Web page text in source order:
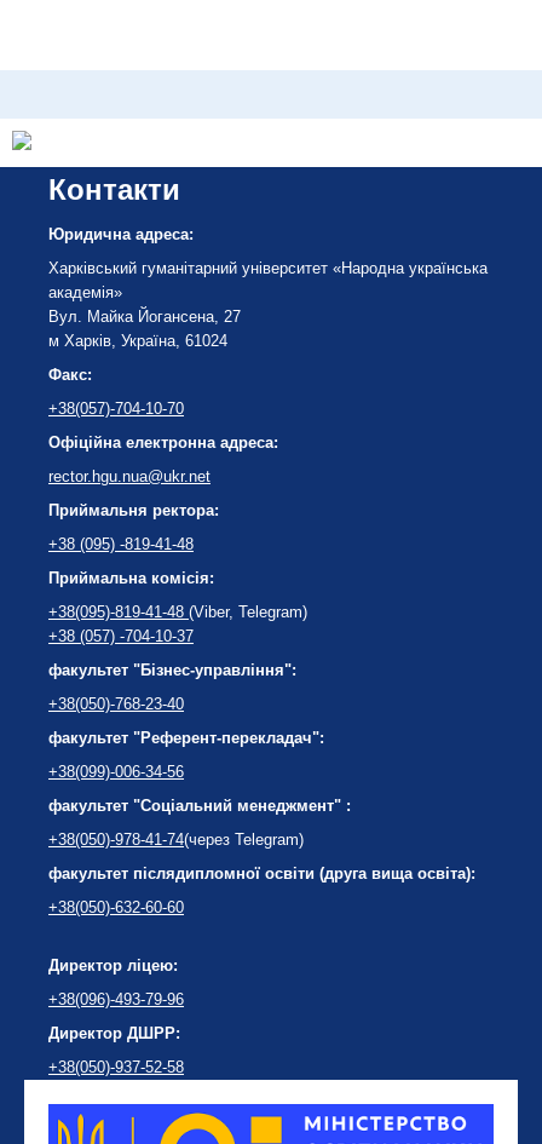
Контакти
Юридична адреса:
Харківський гуманітарний університет «Народна українська
академія»
Вул. Майка Йогансена, 27
м Харків, Україна, 61024
Факс:
+38(057)-704-10-70
Офіційна електронна адреса:
rector.hgu.nua@ukr.net
Приймальня ректора:
+38 (095) -819-41-48
Приймальна комісія:
+38(095)-819-41-48 (Viber, Telegram)
+38 (057) -704-10-37
факультет "Бізнес-управління":
+38(050)-768-23-40
факультет "Референт-перекладач":
+38(099)-006-34-56
факультет "Соціальний менеджмент" :
+38(050)-978-41-74(через Telegram)
факультет післядипломної освіти (друга вища освіта):
+38(050)-632-60-60
Директор ліцею:
+38(096)-493-79-96
Директор ДШРР:
+38(050)-937-52-58